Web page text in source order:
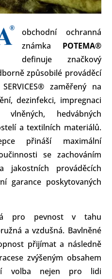
obchodní ochranná
známka POTEMA®
definuje značkový
způsobilé prováděcí
zaměřený na
dezinfekci, impregnaci
vlněných, hedvábných
a textilních materiálů.
přináší maximální
se zachováním
jakostních prováděcích
garance poskytovaných
pro pevnost v tahu
a vzdušná. Bavlněné
přijímat a následně
zvýšeným obsahem
volba nejen pro lidi